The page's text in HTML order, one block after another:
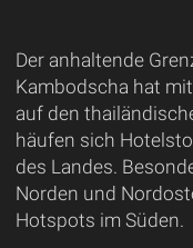
Der anhaltende
Kambodscha hat
auf den
häufen sich
des Landes.
Norden und
Hotspots im Süden.